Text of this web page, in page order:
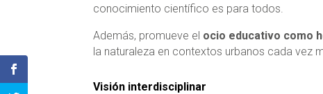
conocimiento científico es para todos.
Además, promueve el ocio educativo como
la naturaleza en contextos urbanos cada vez
Visión interdisciplinar